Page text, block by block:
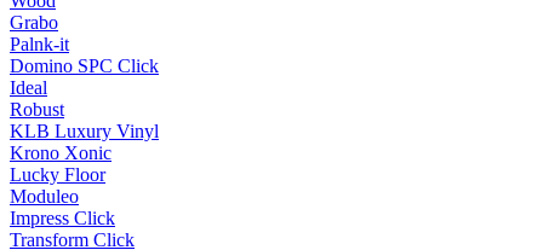
Grabo
Palnk-it
Domino SPC Click
Ideal
Robust
KLB Luxury Vinyl
Krono Xonic
Lucky Floor
Moduleo
Impress Click
Transform Click